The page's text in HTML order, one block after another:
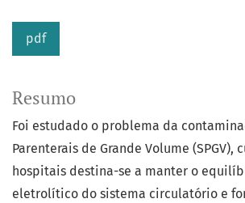
pdf
Resumo
Foi estudado o problema da
Parenterais de Grande Volume (SPGV),
hospitais destina-se a manter o
eletrolítico do sistema circulatório e